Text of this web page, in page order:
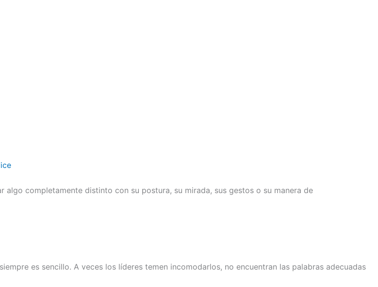
algo completamente distinto con su postura, su mirada, sus gestos o su manera de
es sencillo. A veces los líderes temen incomodarlos, no encuentran las palabras adecuadas